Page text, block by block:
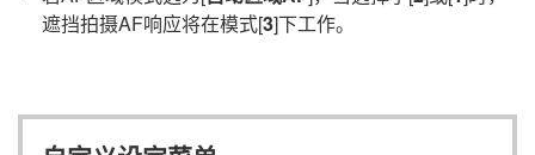
遮挡拍摄AF响应将在模式[3]下工作。